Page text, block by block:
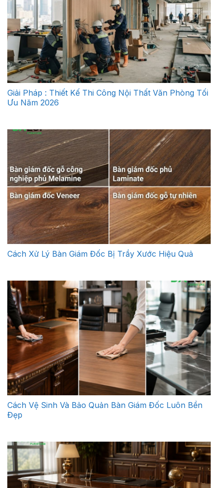
Giải Pháp : Thiết Kế Thi Công Nội Thất Văn Phòng Tối
Ưu Năm 2026
Cách Xử Lý Bàn Giám Đốc Bị Trầy Xước Hiệu Quả
Cách Vệ Sinh Và Bảo Quản Bàn Giám Đốc Luôn Bền
Đẹp